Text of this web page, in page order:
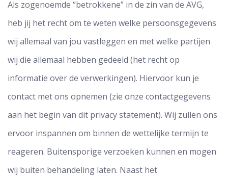
Als zogenoemde “betrokkene” in de zin van de AVG,
heb jij het recht om te weten welke persoonsgegevens
wij allemaal van jou vastleggen en met welke partijen
wij die allemaal hebben gedeeld (het recht op
informatie over de verwerkingen). Hiervoor kun je
contact met ons opnemen (zie onze contactgegevens
aan het begin van dit privacy statement). Wij zullen ons
ervoor inspannen om binnen de wettelijke termijn te
reageren. Buitensporige verzoeken kunnen en mogen
wij buiten behandeling laten. Naast het